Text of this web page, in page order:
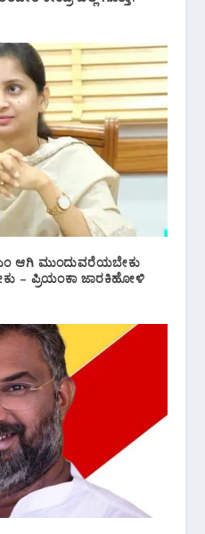
ಆಗಿ ಮುಂದುವರೆಯಬೇಕು
– ಪ್ರಿಯಂಕಾ ಜಾರಕಿಹೋಳಿ